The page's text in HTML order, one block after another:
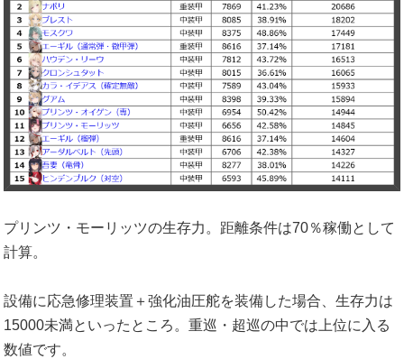
プリンツ・モーリッツの生存力。距離条件は70％稼働として
計算。
設備に応急修理装置＋強化油圧舵を装備した場合、生存力は
15000未満といったところ。重巡・超巡の中では上位に入る
数値です。